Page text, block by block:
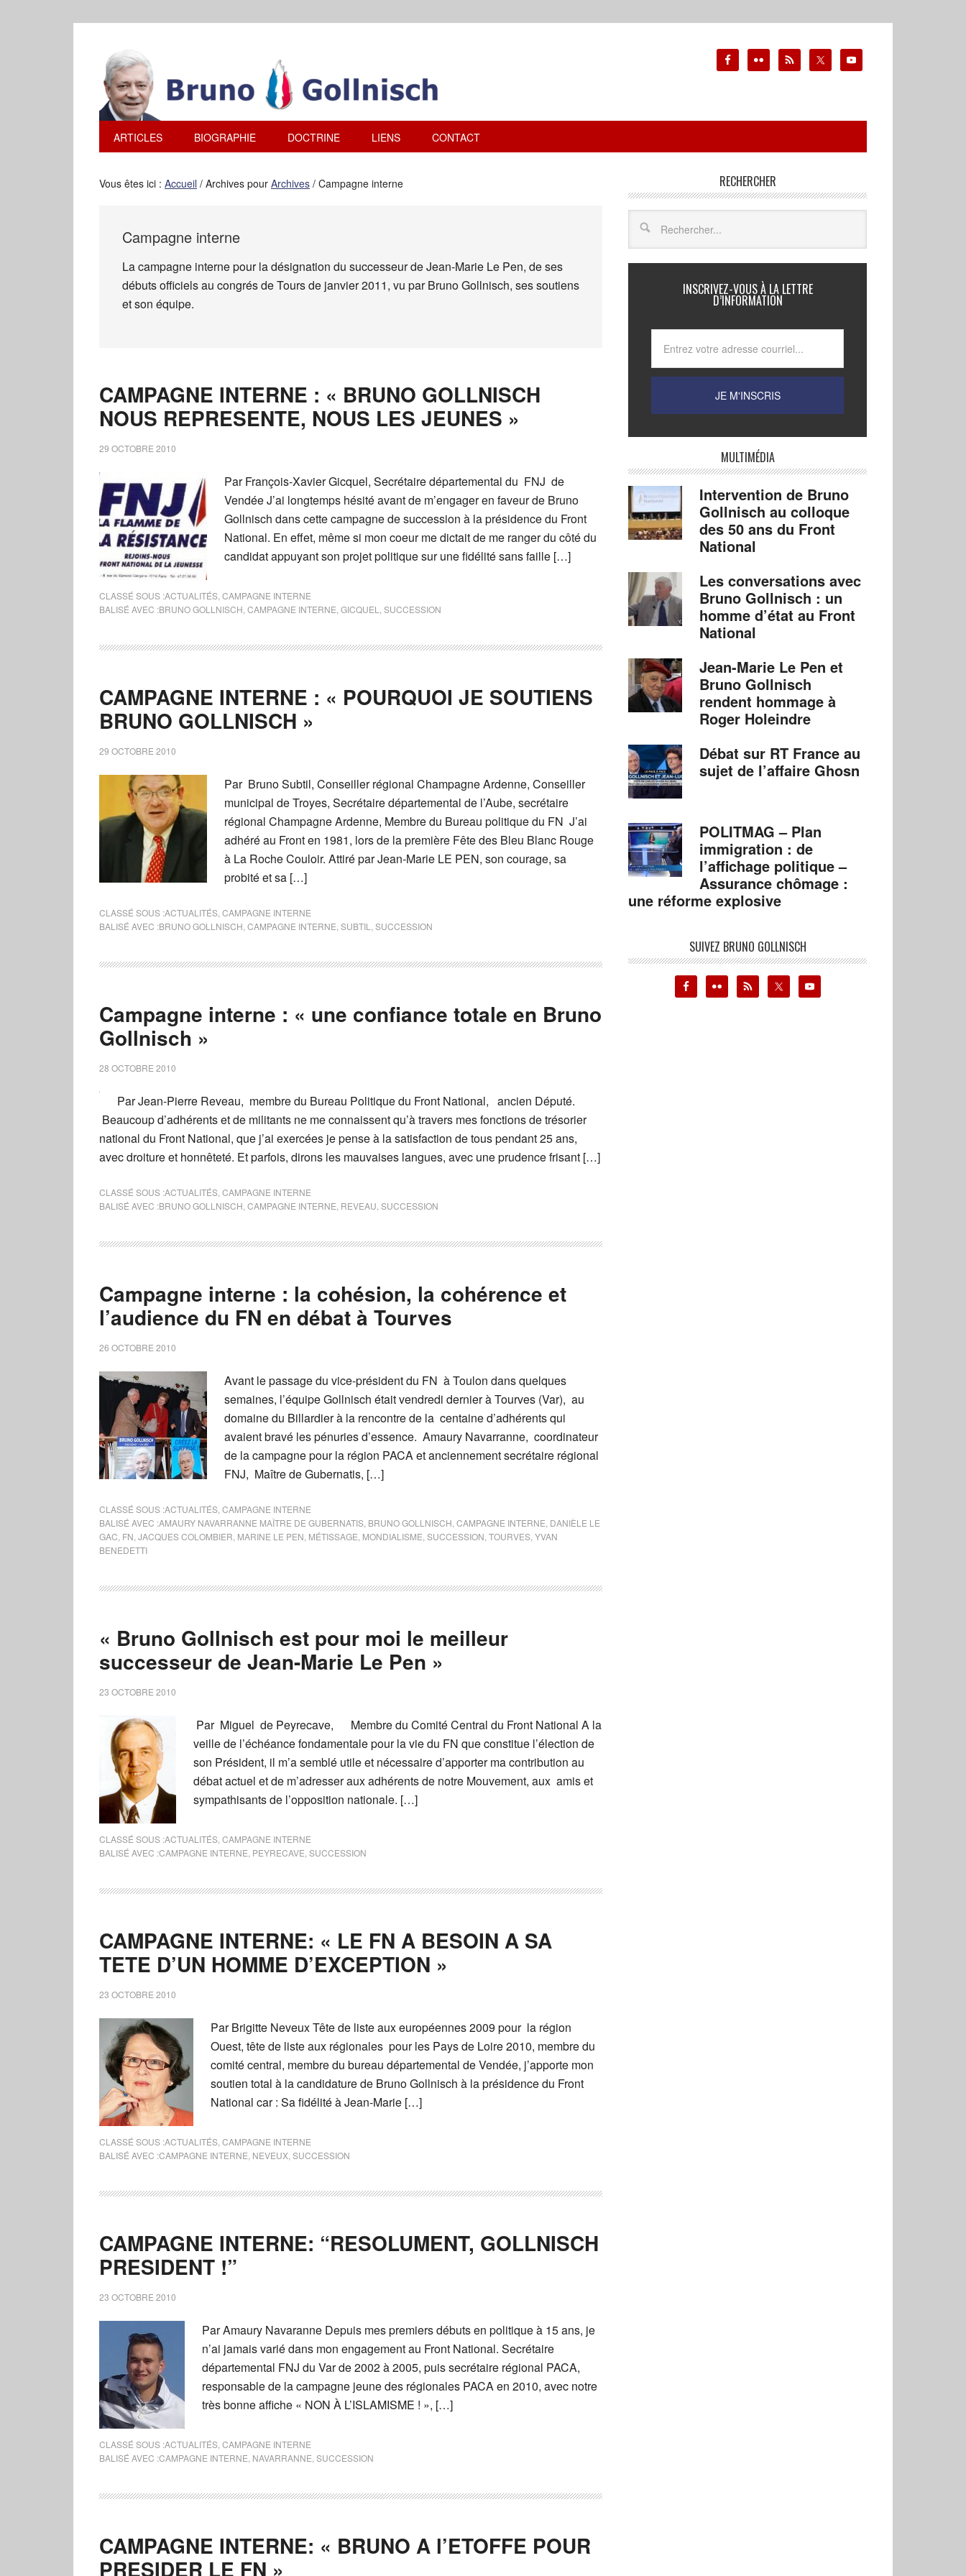
ARTICLES BIOGRAPHIE DOCTRINE LIENS CONTACT
Vous êtes ici : Accueil / Archives pour Archives / Campagne interne
Campagne interne
La campagne interne pour la désignation du successeur de Jean-Marie Le Pen, de ses
débuts officiels au congrés de Tours de janvier 2011, vu par Bruno Gollnisch, ses soutiens
et son équipe.
CAMPAGNE INTERNE : « BRUNO GOLLNISCH
NOUS REPRESENTE, NOUS LES JEUNES »
29 OCTOBRE 2010
Par François-Xavier Gicquel, Secrétaire départemental du FNJ de
Vendée J’ai longtemps hésité avant de m’engager en faveur de Bruno
Gollnisch dans cette campagne de succession à la présidence du Front
National. En effet, même si mon coeur me dictait de me ranger du côté du
candidat appuyant son projet politique sur une fidélité sans faille […]
CLASSÉ SOUS :ACTUALITÉS CAMPAGNE INTERNE
BALISÉ AVEC :BRUNO GOLLNISCH CAMPAGNE INTERNE GICQUEL SUCCESSION
CAMPAGNE INTERNE : « POURQUOI JE SOUTIENS
BRUNO GOLLNISCH »
29 OCTOBRE 2010
Par Bruno Subtil, Conseiller régional Champagne Ardenne, Conseiller
municipal de Troyes, Secrétaire départemental de l’Aube, secrétaire
régional Champagne Ardenne, Membre du Bureau politique du FN J’ai
adhéré au Front en 1981, lors de la première Fête des Bleu Blanc Rouge
à La Roche Couloir. Attiré par Jean-Marie LE PEN, son courage, sa
probité et sa […]
CLASSÉ SOUS :ACTUALITÉS CAMPAGNE INTERNE
BALISÉ AVEC :BRUNO GOLLNISCH CAMPAGNE INTERNE SUBTIL SUCCESSION
Campagne interne : « une confiance totale en Bruno
Gollnisch »
28 OCTOBRE 2010
Par Jean-Pierre Reveau, membre du Bureau Politique du Front National, ancien Député.
Beaucoup d’adhérents et de militants ne me connaissent qu’à travers mes fonctions de trésorier
national du Front National, que j’ai exercées je pense à la satisfaction de tous pendant 25 ans,
avec droiture et honnêteté. Et parfois, dirons les mauvaises langues, avec une prudence frisant […]
CLASSÉ SOUS :ACTUALITÉS CAMPAGNE INTERNE
BALISÉ AVEC :BRUNO GOLLNISCH CAMPAGNE INTERNE REVEAU SUCCESSION
Campagne interne : la cohésion, la cohérence et
l’audience du FN en débat à Tourves
26 OCTOBRE 2010
Avant le passage du vice-président du FN à Toulon dans quelques
semaines, l’équipe Gollnisch était vendredi dernier à Tourves (Var), au
domaine du Billardier à la rencontre de la centaine d’adhérents qui
avaient bravé les pénuries d’essence. Amaury Navarranne, coordinateur
de la campagne pour la région PACA et anciennement secrétaire régional
FNJ, Maître de Gubernatis, […]
CLASSÉ SOUS :ACTUALITÉS CAMPAGNE INTERNE
BALISÉ AVEC :AMAURY NAVARRANNE MAÎTRE DE GUBERNATIS BRUNO GOLLNISCH CAMPAGNE INTERNE DANIÈLE LE
GAC FN JACQUES COLOMBIER MARINE LE PEN MÉTISSAGE MONDIALISME SUCCESSION TOURVES YVAN
BENEDETTI
« Bruno Gollnisch est pour moi le meilleur
successeur de Jean-Marie Le Pen »
23 OCTOBRE 2010
Par Miguel de Peyrecave, Membre du Comité Central du Front National A la
veille de l’échéance fondamentale pour la vie du FN que constitue l’élection de
son Président, il m’a semblé utile et nécessaire d’apporter ma contribution au
débat actuel et de m’adresser aux adhérents de notre Mouvement, aux amis et
sympathisants de l’opposition nationale. […]
CLASSÉ SOUS :ACTUALITÉS CAMPAGNE INTERNE
BALISÉ AVEC :CAMPAGNE INTERNE PEYRECAVE SUCCESSION
CAMPAGNE INTERNE: « LE FN A BESOIN A SA
TETE D’UN HOMME D’EXCEPTION »
23 OCTOBRE 2010
Par Brigitte Neveux Tête de liste aux européennes 2009 pour la région
Ouest, tête de liste aux régionales pour les Pays de Loire 2010, membre du
comité central, membre du bureau départemental de Vendée, j’apporte mon
soutien total à la candidature de Bruno Gollnisch à la présidence du Front
National car : Sa fidélité à Jean-Marie […]
CLASSÉ SOUS :ACTUALITÉS CAMPAGNE INTERNE
BALISÉ AVEC :CAMPAGNE INTERNE NEVEUX SUCCESSION
CAMPAGNE INTERNE: “RESOLUMENT, GOLLNISCH
PRESIDENT !”
23 OCTOBRE 2010
Par Amaury Navaranne Depuis mes premiers débuts en politique à 15 ans, je
n’ai jamais varié dans mon engagement au Front National. Secrétaire
départemental FNJ du Var de 2002 à 2005, puis secrétaire régional PACA,
responsable de la campagne jeune des régionales PACA en 2010, avec notre
très bonne affiche « NON À L’ISLAMISME ! », […]
CLASSÉ SOUS :ACTUALITÉS CAMPAGNE INTERNE
BALISÉ AVEC :CAMPAGNE INTERNE NAVARRANNE SUCCESSION
CAMPAGNE INTERNE: « BRUNO A l’ETOFFE POUR
PRESIDER LE FN »
RECHERCHER
INSCRIVEZ-VOUS À LA LETTRE
D’INFORMATION
MULTIMÉDIA
Intervention de Bruno
Gollnisch au colloque
des 50 ans du Front
National
Les conversations avec
Bruno Gollnisch : un
homme d’état au Front
National
Jean-Marie Le Pen et
Bruno Gollnisch
rendent hommage à
Roger Holeindre
Débat sur RT France au
sujet de l’affaire Ghosn
POLITMAG – Plan
immigration : de
l’affichage politique –
Assurance chômage :
une réforme explosive
SUIVEZ BRUNO GOLLNISCH